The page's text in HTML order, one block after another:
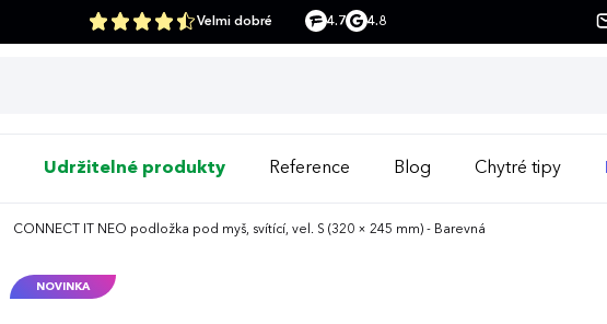
Velmi dobré 4.7 4.8
Udržitelné produkty Reference Blog Chytré tipy
CONNECT IT NEO podložka pod myš, svítící, vel. S (320 × 245 mm) - Barevná
NOVINKA